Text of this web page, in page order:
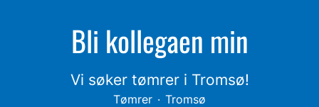
Bli kollegaen min
Vi søker tømrer i Tromsø!
Tømrer · Tromsø